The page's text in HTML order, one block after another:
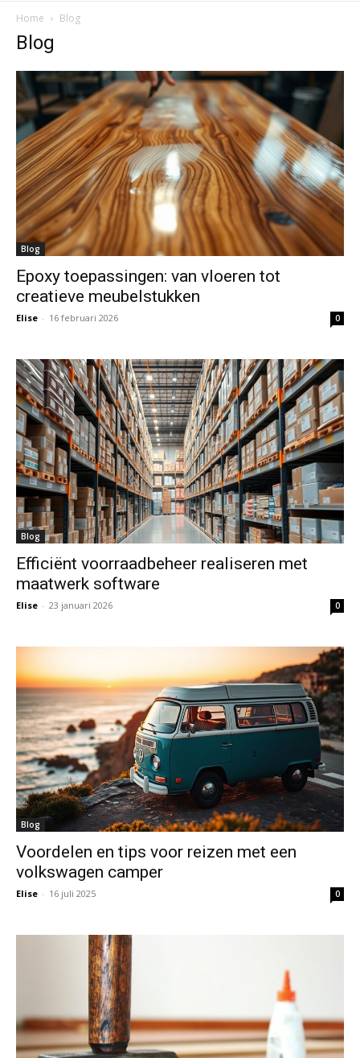
Home Blog
Blog
Blog
Epoxy toepassingen: van vloeren tot
creatieve meubelstukken
Elise - 16 februari 2026 0
Blog
Efficiënt voorraadbeheer realiseren met
maatwerk software
Elise - 23 januari 2026 0
Blog
Voordelen en tips voor reizen met een
volkswagen camper
Elise - 16 juli 2025 0